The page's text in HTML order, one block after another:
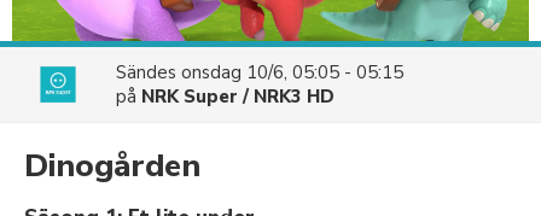
Sändes onsdag 10/6, 05:05 - 05:15
på NRK Super / NRK3 HD
Dinogården